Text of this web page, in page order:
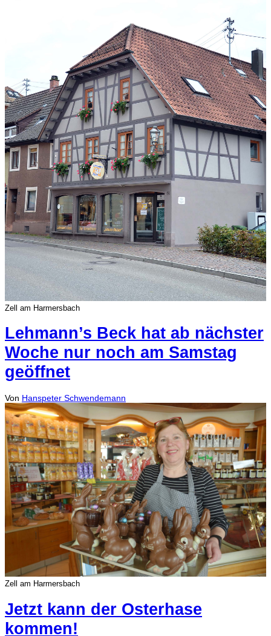
Zell am Harmersbach
Lehmann’s Beck hat ab nächster
Woche nur noch am Samstag
geöffnet
Von Hanspeter Schwendemann
Zell am Harmersbach
Jetzt kann der Osterhase
kommen!